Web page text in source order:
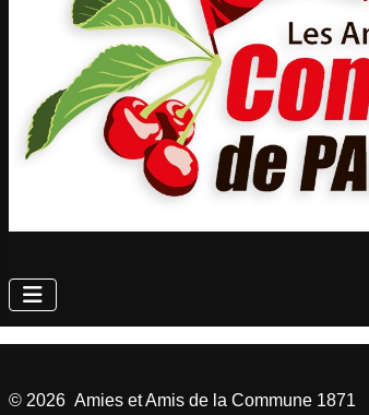
© 2026 Amies et Amis de la Commune